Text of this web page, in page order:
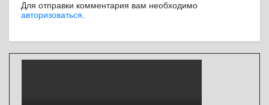
Для отправки комментария вам необходимо
авторизоваться